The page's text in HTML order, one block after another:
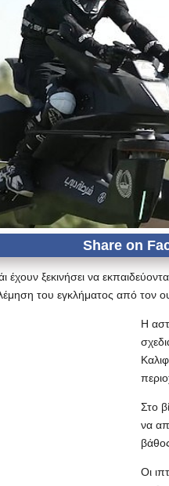
έχουν ξεκινήσει να
του εγκλήματος από τον
Η
Στο
να
Οι